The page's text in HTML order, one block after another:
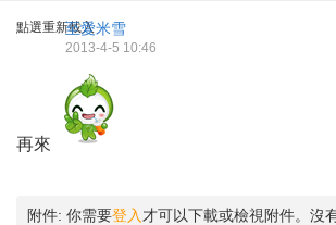
點選重新載入至愛米雪
2013-4-5 10:46
再來
附件: 你需要登入 才可以下載或檢視附件。沒